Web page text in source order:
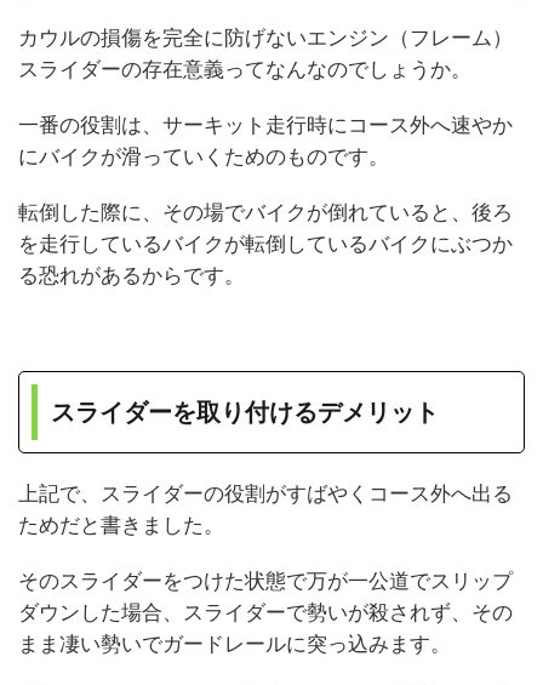
カウルの損傷を完全に防げないエンジン（フレーム）
スライダーの存在意義ってなんなのでしょうか。
一番の役割は、サーキット走行時にコース外へ速やか
にバイクが滑っていくためのものです。
転倒した際に、その場でバイクが倒れていると、後ろ
を走行しているバイクが転倒しているバイクにぶつか
る恐れがあるからです。
スライダーを取り付けるデメリット
上記で、スライダーの役割がすばやくコース外へ出る
ためだと書きました。
そのスライダーをつけた状態で万が一公道でスリップ
ダウンした場合、スライダーで勢いが殺されず、その
まま凄い勢いでガードレールに突っ込みます。